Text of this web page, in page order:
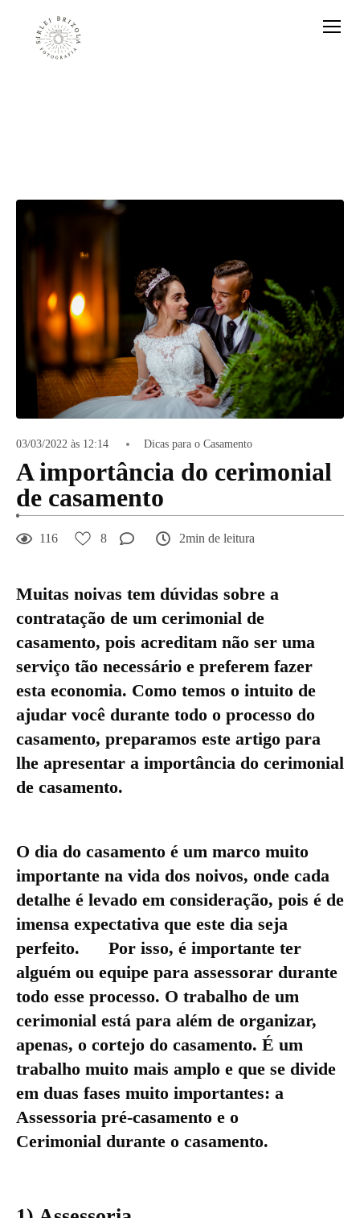
03/03/2022 às 12:14 Dicas para o Casamento
A importância do cerimonial
de casamento
116 8 2min de leitura
Muitas noivas tem dúvidas sobre a
contratação de um cerimonial de
casamento, pois acreditam não ser uma
serviço tão necessário e preferem fazer
esta economia. Como temos o intuito de
ajudar você durante todo o processo do
casamento, preparamos este artigo para
lhe apresentar a importância do cerimonial
de casamento.
O dia do casamento é um marco muito
importante na vida dos noivos, onde cada
detalhe é levado em consideração, pois é de
imensa expectativa que este dia seja
perfeito. Por isso, é importante ter
alguém ou equipe para assessorar durante
todo esse processo. O trabalho de um
cerimonial está para além de organizar,
apenas, o cortejo do casamento. É um
trabalho muito mais amplo e que se divide
em duas fases muito importantes: a
Assessoria pré-casamento e o
Cerimonial durante o casamento.